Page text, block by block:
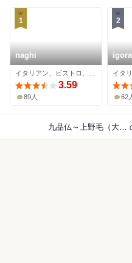
1
naghi
3.59
89人
2
igora
イタ
62
九品仏～上野毛（大井町線）×イタリアン